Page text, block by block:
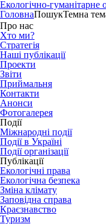
Екологічно-гуманітарне
ГоловнаПошукТемна
Про нас
Хто ми?
Стратегія
Наші публікації
Проекти
Звіти
Приймальня
Контакти
Анонси
Фотогалерея
Події
Міжнародні події
Події в Україні
Події організації
Публікації
Екологічні права
Екологічна безпека
Зміна клімату
Заповідна справа
Краєзнавство
Туризм